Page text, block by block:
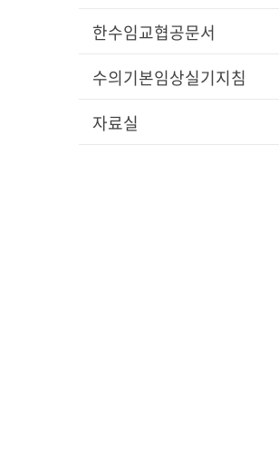
위치 및 연락처
한수임교협공문서
수의기본임상실기지침
자료실